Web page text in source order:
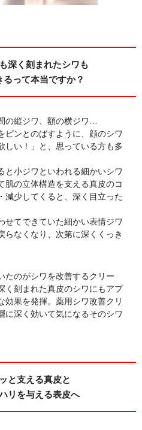
深く刻まれたシワも
って本当ですか？
の縦ジワ、額の横ジワ…
ピンとのばすように、顔のシワ
しい！」と、思っている方も多
と小ジワといわれる細かいシワ
肌の立体構造を支える真皮のコ
減少してくると、深く目立った
せてできていた細かい表情ジワ
らなくなり、次第に深くくっき
たのがシワを改善するクリー
く刻まれた真皮のシワにもアプ
効果を発揮。薬用シワ改善クリ
に深く効いて気になるそのシワ
と支える真皮と
リを与える表皮へ